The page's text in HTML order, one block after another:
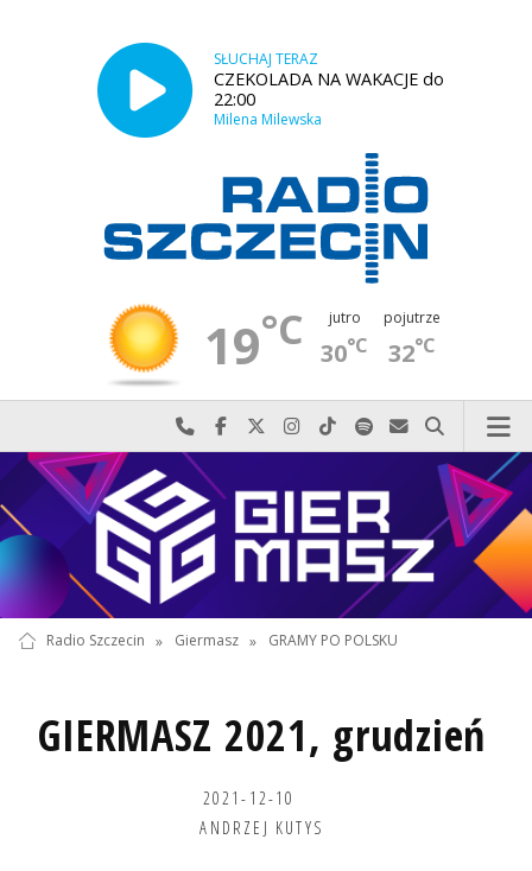
SŁUCHAJ TERAZ
CZEKOLADA NA WAKACJE do
22:00
Milena Milewska
19°C jutro
30°C
pojutrze
32°C
Najlepiej po prostu do nas zadzwoń
Odwiedź nas na Facebook-u
Odwiedź nas na X
Odwiedź nas na Instagram-ie
Odwiedź nas na TikTok-u
Szukaj nas na Spotify
Wyślij do nas
Szukaj
Radio Szczecin » Giermasz » GRAMY PO POLSKU
GIERMASZ 2021, grudzień
2021-12-10
ANDRZEJ KUTYS